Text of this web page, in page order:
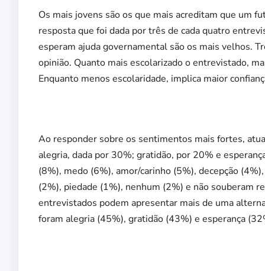
Os mais jovens são os que mais acreditam que um
resposta que foi dada por três de cada quatro
esperam ajuda governamental são os mais velhos.
opinião. Quanto mais escolarizado o entrevistado,
Enquanto menos escolaridade, implica maior
Ao responder sobre os sentimentos mais fortes,
alegria, dada por 30%; gratidão, por 20% e
(8%), medo (6%), amor/carinho (5%), decepção
(2%), piedade (1%), nenhum (2%) e não souberam
entrevistados podem apresentar mais de uma
foram alegria (45%), gratidão (43%) e esperança